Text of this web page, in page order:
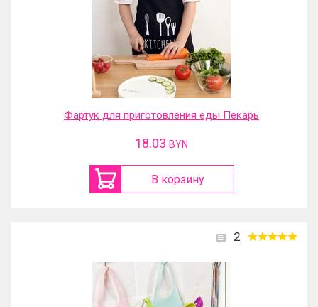
Фартук для приготовления еды Пекарь
18.03 BYN
В корзину
2